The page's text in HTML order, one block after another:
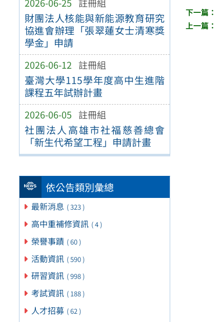
2026-06-25 註冊組
財團法人核能與新能源教育研究
協進會辦理「張翠蓮女士清寒獎
學金」申請
2026-06-12 註冊組
臺灣大學115學年度高中生進階
課程五年試辦計畫
2026-06-05 註冊組
社團法人高雄市社福慈善總會
「新生代希望工程」申請計畫
依公告類別彙總
最新消息 ( 323 )
高中重補修資訊 ( 4 )
榮譽事蹟 ( 60 )
活動資訊 ( 590 )
研習資訊 ( 998 )
考試資訊 ( 188 )
人才招募 ( 62 )